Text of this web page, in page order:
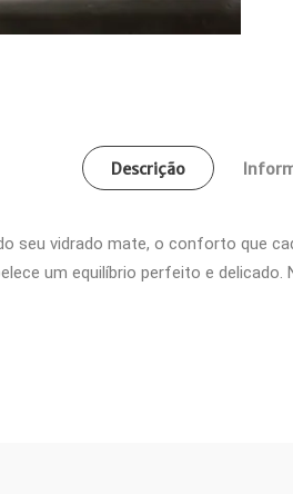
Descrição
seu vidrado mate, o conforto que
um equilíbrio perfeito e